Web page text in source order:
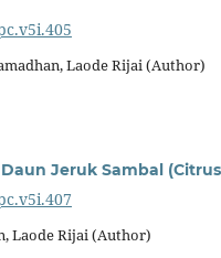
Laode Rijai (Author)
Jeruk Sambal
Laode Rijai (Author)